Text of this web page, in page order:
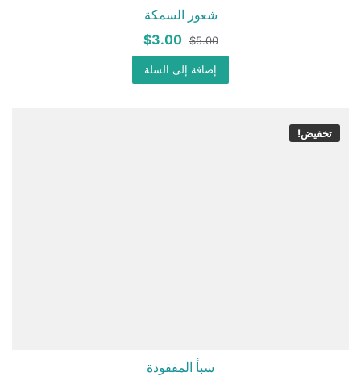
شعور السمكة
$5.00
السعر
الأصلي
هو:
$5.00.
$3.00 السعر
الحالي
$3.00.
إضافة إلى السلة
تخفيض!
سبأ المفقودة